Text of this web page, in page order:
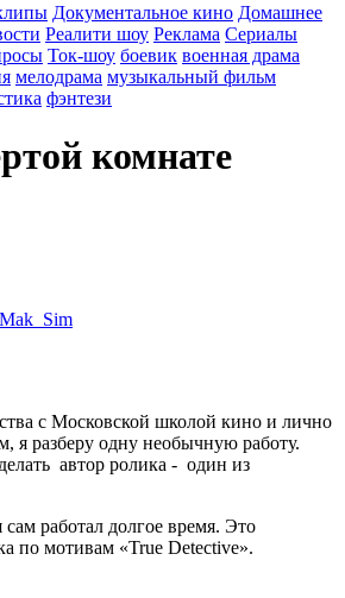
Документальное кино Домашнее
Реалити шоу Реклама Сериалы
Ток-шоу боевик военная драма
мелодрама музыкальный фильм
фэнтези
комнате
Mak_Sim
с Московской школой кино и лично
разберу одну необычную работу.
автор ролика - один из
работал долгое время. Это
по мотивам «True Detective».